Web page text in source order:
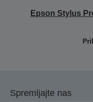
Epson Stylus
Spremljajte nas